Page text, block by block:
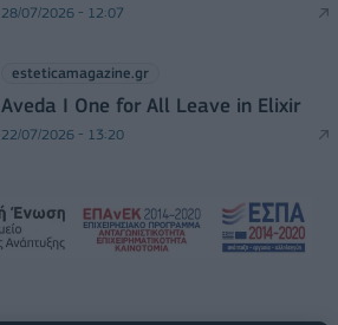
28/07/2026 - 12:07
esteticamagazine.gr
Aveda I One for All Leave in Elixir
22/07/2026 - 13:20